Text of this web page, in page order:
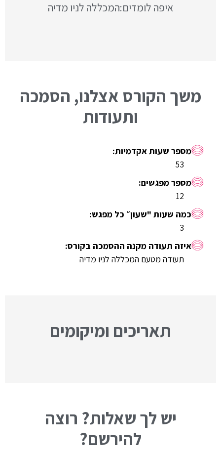
איפה לומדים:המכללה לניו מדיה
משך הקורס אצלנו, הסמכה
ותעודות
53
12
3
תעודה מטעם המכללה לניו מדיה
תאריכים ומיקומים
יש לך שאלות? רוצה
להירשם?